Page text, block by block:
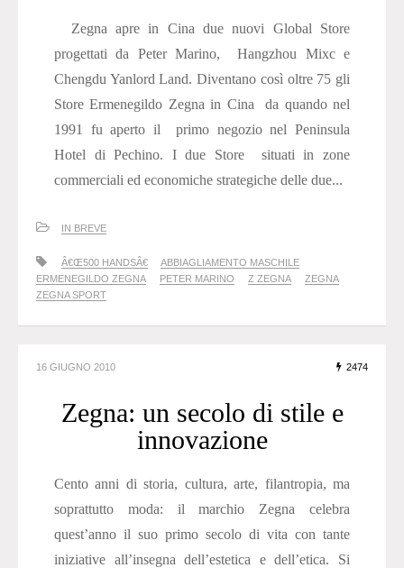
Zegna apre in Cina due nuovi Global Store
progettati da Peter Marino, Hangzhou Mixc e
Chengdu Yanlord Land. Diventano così oltre 75 gli
Store Ermenegildo Zegna in Cina da quando nel
1991 fu aperto il primo negozio nel Peninsula
Hotel di Pechino. I due Store situati in zone
commerciali ed economiche strategiche delle due...
IN BREVE
Â€Œ500 HANDSÂ€
ABBIAGLIAMENTO MASCHILE
ERMENEGILDO ZEGNA
PETER MARINO Z ZEGNA
ZEGNA
ZEGNA SPORT
16 GIUGNO 2010 2474
Zegna: un secolo di stile e
innovazione
Cento anni di storia, cultura, arte, filantropia, ma
soprattutto moda: il marchio Zegna celebra
quest’anno il suo primo secolo di vita con tante
iniziative all’insegna dell’estetica e dell’etica. Si